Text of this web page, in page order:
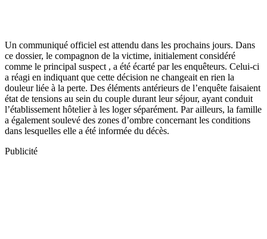
Un communiqué officiel est attendu dans les prochains jours. Dans
ce dossier, le compagnon de la victime, initialement considéré
comme le principal suspect , a été écarté par les enquêteurs. Celui-ci
a réagi en indiquant que cette décision ne changeait en rien la
douleur liée à la perte. Des éléments antérieurs de l’enquête faisaient
état de tensions au sein du couple durant leur séjour, ayant conduit
l’établissement hôtelier à les loger séparément. Par ailleurs, la famille
a également soulevé des zones d’ombre concernant les conditions
dans lesquelles elle a été informée du décès.
Publicité